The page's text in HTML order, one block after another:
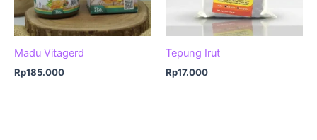
Madu Vitagerd
Rp185.000
Tepung Irut
Rp17.000